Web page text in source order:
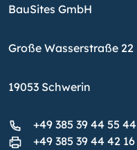
BauSites GmbH
Große Wasserstraße 22
19053 Schwerin
+49 385 39 44 55 44
+49 385 39 44 42 16